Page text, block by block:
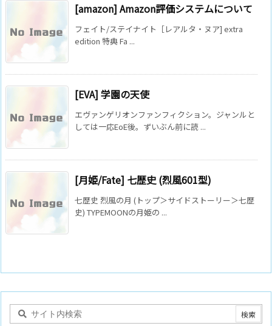
[amazon] Amazon評価システムについて
フェイト/ステイナイト［レアルタ・ヌア] extra
edition 特典 Fa ...
[EVA] 学園の天使
エヴァンゲリオンファンフィクション。ジャンルと
しては一応EoE後。ずいぶん前に読 ...
[月姫/Fate] 七歴史 (烈風601型)
七歴史 烈風の月 (トップ＞サイドストーリー＞七歴
史) TYPEMOONの月姫の ...